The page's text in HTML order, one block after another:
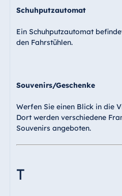
Schuhputzautomat
Ein Schuhputzautomat
den Fahrstühlen.
Souvenirs/Geschenke
Werfen Sie einen Blick in die
Dort werden verschiedene
Souvenirs angeboten.
T